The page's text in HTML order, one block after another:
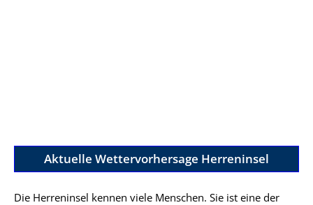
Aktuelle Wettervorhersage Herreninsel
Die Herreninsel kennen viele Menschen. Sie ist eine der